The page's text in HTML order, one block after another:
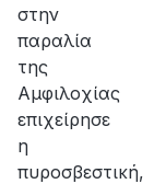
στην
παραλία
της
Αμφιλοχίας
επιχείρησε
η
πυροσβεστική,